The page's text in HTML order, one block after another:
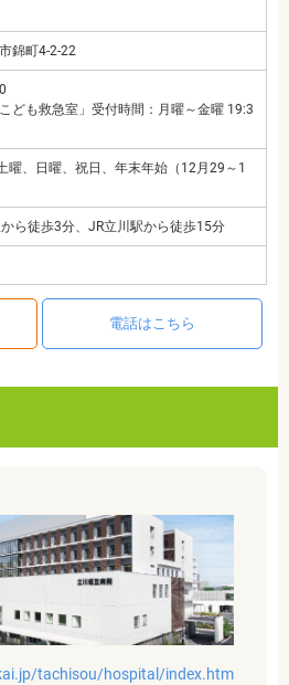
錦町4-2-22
こども救急室」受付時間：月曜～金曜 19:3
曜、日曜、祝日、年末年始（12月29～1
ら徒歩3分、JR立川駅から徒歩15分
電話はこちら
tachisou/hospital/index.htm